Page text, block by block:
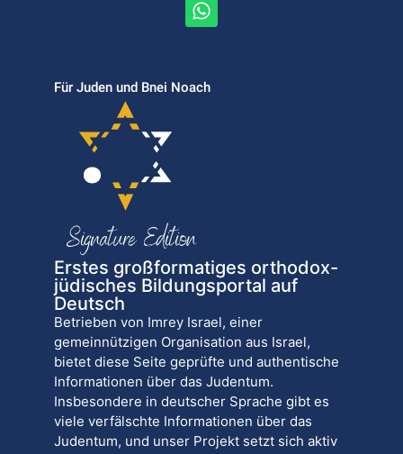
Für Juden und Bnei Noach
Erstes großformatiges orthodox-
jüdisches Bildungsportal auf
Deutsch
Betrieben von Imrey Israel, einer
gemeinnützigen Organisation aus Israel,
bietet diese Seite geprüfte und authentische
Informationen über das Judentum.
Insbesondere in deutscher Sprache gibt es
viele verfälschte Informationen über das
Judentum, und unser Projekt setzt sich aktiv